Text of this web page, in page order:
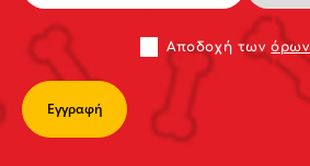
Αποδoχή των